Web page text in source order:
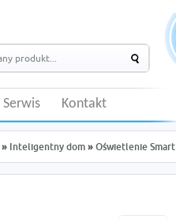
Serwis Kontakt
» Inteligentny dom » Oświetlenie Smart